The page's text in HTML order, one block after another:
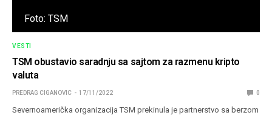
Foto: TSM
VESTI
TSM obustavio saradnju sa sajtom za razmenu kripto
valuta
PREDRAG CIGANOVIC 17/11/2022 0
Severnoamerička organizacija TSM prekinula je partnerstvo sa berzom